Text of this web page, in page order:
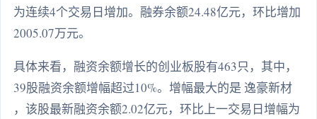
为连续4个交易日增加。融券余额24.48亿元，环比增加
2005.07万元。
具体来看，融资余额增长的创业板股有463只，其中，
39股融资余额增幅超过10%。增幅最大的是 逸豪新材
，该股最新融资余额2.02亿元，环比上一交易日增幅为